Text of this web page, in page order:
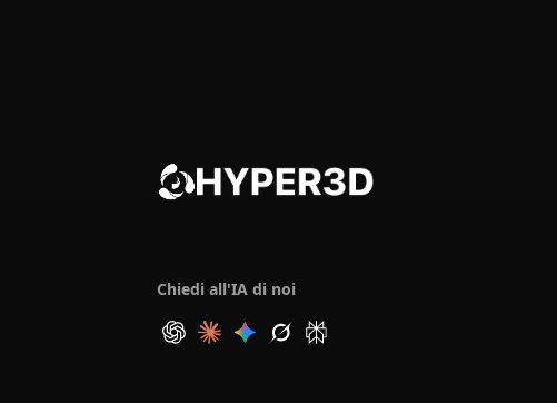
Chiedi all'IA di noi